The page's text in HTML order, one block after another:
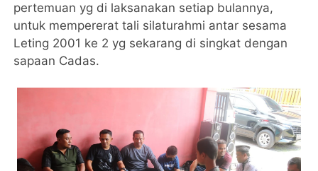
pertemuan yg di laksanakan setiap bulannya,
untuk mempererat tali silaturahmi antar sesama
Leting 2001 ke 2 yg sekarang di singkat dengan
sapaan Cadas.